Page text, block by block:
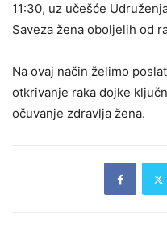
11:30, uz učešće
Saveza žena oboljelih od
Na ovaj način želimo
otkrivanje raka dojke
očuvanje zdravlja žena.